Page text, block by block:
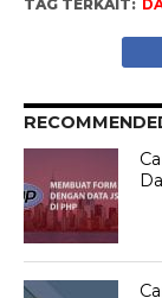
TAG TERKAIT: